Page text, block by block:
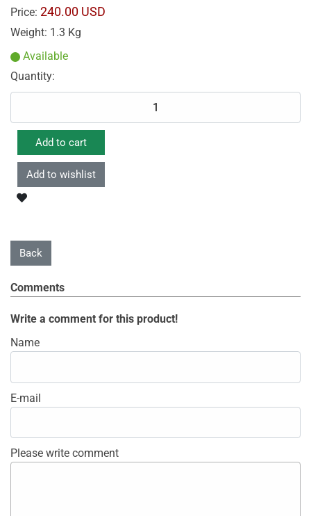
Price: 240.00 USD
Weight: 1.3 Kg
Available
Quantity:
Comments
Write a comment for this product!
Name
E-mail
Please write comment